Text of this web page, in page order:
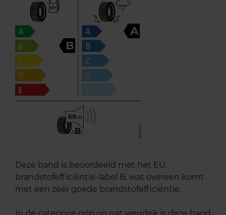
B
A
69
ABC
Deze band is beoordeeld met het EU
brandstofefficiëntie-label B, wat overeen komt
met een zeer goede brandstofefficiëntie.